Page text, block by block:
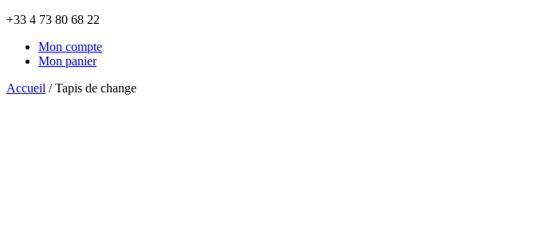
+33 4 73 80 68 22
Mon compte
Mon panier
Accueil /Tapis de change